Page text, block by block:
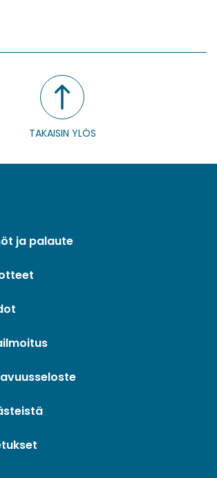
TAKAISIN YLÖS
ja palaute